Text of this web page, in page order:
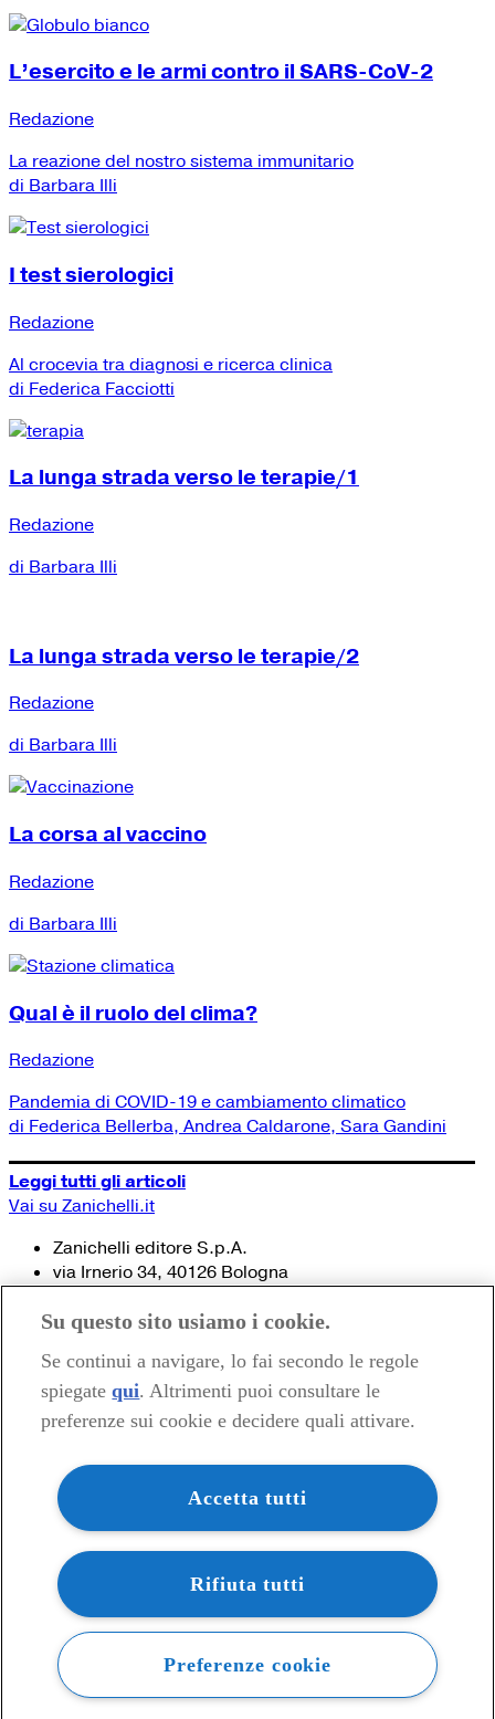
L’esercito e le armi contro il SARS-CoV-2
Redazione
La reazione del nostro sistema immunitario
di Barbara Illi
I test sierologici
Redazione
Al crocevia tra diagnosi e ricerca clinica
di Federica Facciotti
La lunga strada verso le terapie/1
Redazione
di Barbara Illi
La lunga strada verso le terapie/2
Redazione
di Barbara Illi
La corsa al vaccino
Redazione
di Barbara Illi
Qual è il ruolo del clima?
Redazione
Pandemia di COVID-19 e cambiamento climatico
di Federica Bellerba, Andrea Caldarone, Sara Gandini
Leggi tutti gli articoli
Vai su Zanichelli.it
Zanichelli editore S.p.A.
via Irnerio 34, 40126 Bologna
Tel. 051- 293.111 / 245.024
© 2020 Zanichelli Editore spa
Contatti e recapiti
my.zanichelli.it
Filiali e agenzie
Acquisti: informazioni precontrattuali
Area stampa
Privacy
Su questo sito usiamo i cookie.
Se continui a navigare, lo fai secondo le regole
spiegate qui. Altrimenti puoi consultare le
preferenze sui cookie e decidere quali attivare.
Accetta tutti
Rifiuta tutti
Preferenze cookie